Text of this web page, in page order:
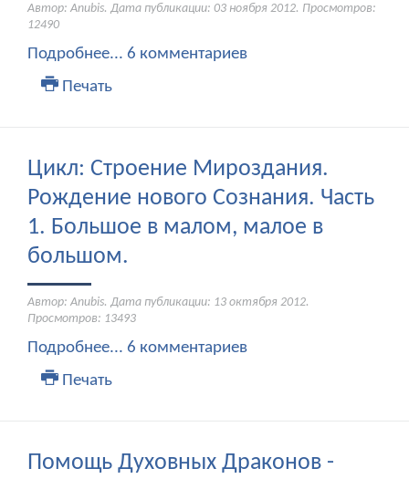
Автор: Anubis. Дата публикации: 03 ноября 2012. Просмотров:
12490
Подробнее... 6 комментариев
Печать
Цикл: Строение Мироздания.
Рождение нового Сознания. Часть
1. Большое в малом, малое в
большом.
Автор: Anubis. Дата публикации: 13 октября 2012.
Просмотров: 13493
Подробнее... 6 комментариев
Печать
Помощь Духовных Драконов -